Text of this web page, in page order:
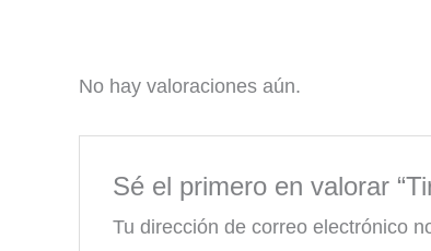
No hay valoraciones aún.
Sé el primero en valorar
Tu dirección de correo electrónico